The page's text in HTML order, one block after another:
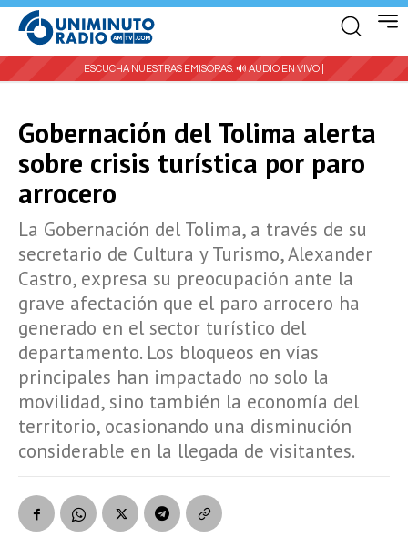
ESCUCHA NUESTRAS EMISORAS: 🔊 AUDIO EN VIVO |
Gobernación del Tolima alerta
sobre crisis turística por paro
arrocero
La Gobernación del Tolima, a través de su
secretario de Cultura y Turismo, Alexander
Castro, expresa su preocupación ante la
grave afectación que el paro arrocero ha
generado en el sector turístico del
departamento. Los bloqueos en vías
principales han impactado no solo la
movilidad, sino también la economía del
territorio, ocasionando una disminución
considerable en la llegada de visitantes.